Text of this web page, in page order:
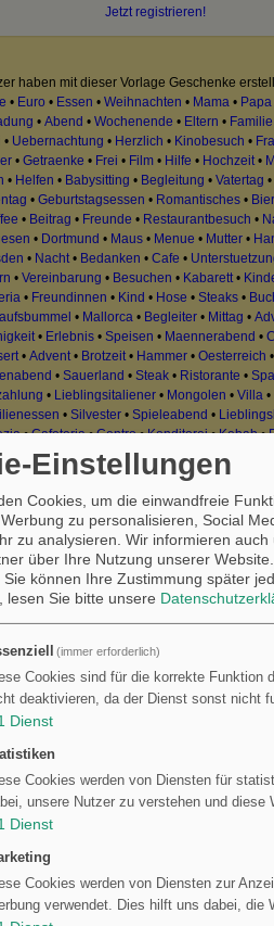
Jetzt registrieren!
haben mit dieser Vorlage Geschenke
• Euro • Essen • Weihnachten • Mama • Papa
• Abend • Wochenende • Eltern • Familie
• Uebernachtung • Herzlich • Kinobesuch •
• Getraenke • Frei • Film • Hilfe • Hochzeit•
• Helfen • Babysitting • Begleitung • Vatertag •
• Geburtstagsessen • Romantisches • Bier
• Beitrag • Freunde • Restaurantbesuch •
• Dortmund • Maus • Menue • Mutter •
• Nacht• Bedanken • Cafe •
• Vereinbarung • Besuchen • Kabarett•
• Freundinnen • Kind • Hose • Steaks •
• Mallorca • Begleiter • Mittag •
• Erlebnis • Speisen • Maennerabend •
• Advent• Brotzeit• Hammer • Oesterreich •
• Sauerland • Steak • Ristorante •
• Lieblingsitaliener • Mongolen • Villa •
• Silvester • Spieleabend •
•Cafeteria•Centro•Konditorei•Kebab•
•Restaurant •Frühstück•Candlelight• Eis•
• Döner Kebab•Übersicht
643 Geschenkideen für Essen,
oderzurückklicken zum Anzeigen
Glückwunsch
Einstellungen
Cookies, um die einwandfreie
zu personalisieren, Social
zu analysieren. Wir informieren
über Ihre Nutzung unserer
Sie können Ihre Zustimmung später
lesen Sie bitte unsere
(immer erforderlich)
Cookies sind für die korrekte Funktion
deaktivieren, da der Dienst sonst nicht
Dienst
Cookies werden von Diensten für
unsere Nutzer zu verstehen und diese
Dienst
Cookies werden von Diensten zur
verwendet. Dies hilft uns dabei, die